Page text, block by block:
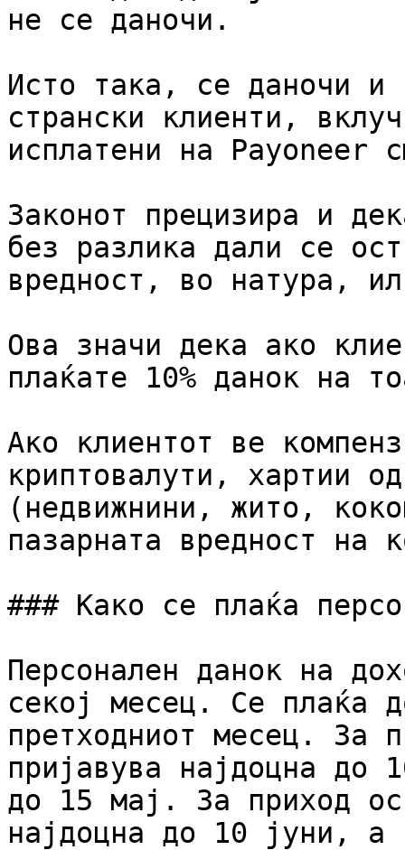
не се даночи.
Исто така, се даночи и
странски клиенти,
исплатени на Payoneer
Законот прецизира и
без разлика дали се
вредност, во натура,
Ова значи дека ако
плаќате 10% данок на
Ако клиентот ве
криптовалути, хартии
(недвижнини, жито,
пазарната вредност на
### Како се плаќа
Персонален данок на
секој месец. Се плаќа
претходниот месец. За
пријавува најдоцна до
до 15 мај. За приход
најдоцна до 10 јуни,